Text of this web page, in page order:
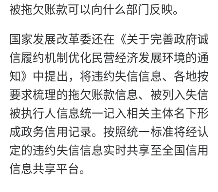
被拖欠账款可以向什么部门反映。
国家发展改革委还在《关于完善政府诚
信履约机制优化民营经济发展环境的通
知》中提出，将违约失信信息、各地按
要求梳理的拖欠账款信息、被列入失信
被执行人信息统一记入相关主体名下形
成政务信用记录。按照统一标准将经认
定的违约失信信息实时共享至全国信用
信息共享平台。